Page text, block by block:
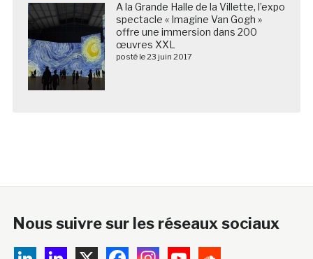
A la Grande Halle de la Villette, l’expo
spectacle « Imagine Van Gogh »
offre une immersion dans 200
œuvres XXL
posté le 23 juin 2017
Nous suivre sur les réseaux sociaux